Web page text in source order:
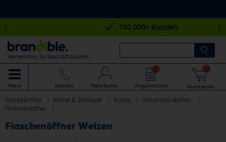
100.000+ Kunden
Werbemittel für Geschäftskunden
Menü Kontakt Mein Konto Angebotsliste Warenkorb
Werbeartikel Küche & Zuhause Küche
Getränkezubehör
Flaschenöffner
Flaschenöffner Weizen